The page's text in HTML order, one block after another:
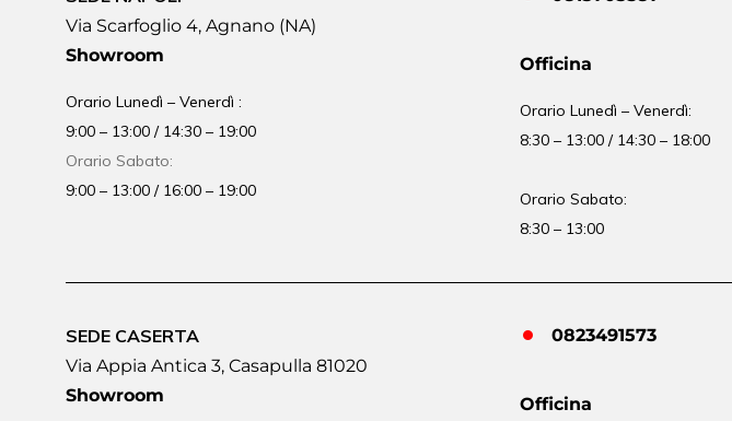
Via Scarfoglio 4, Agnano (NA)
Showroom
Orario Lunedì – Venerdì :
9:00 – 13:00 / 14:30 – 19:00
Orario Sabato:
9:00 – 13:00 / 16:00 – 19:00
Officina
Orario Lunedì – Venerdì:
8:30 – 13:00 / 14:30 – 18:00
Orario Sabato:
8:30 – 13:00
SEDE CASERTA
Via Appia Antica 3, Casapulla 81020
Showroom
0823491573
Officina